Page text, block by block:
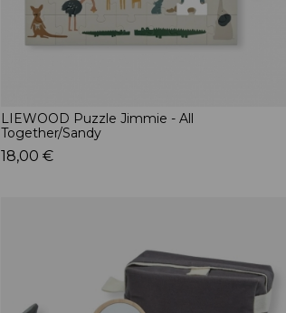
LIEWOOD Puzzle Jimmie - All
Together/Sandy
18,00 €